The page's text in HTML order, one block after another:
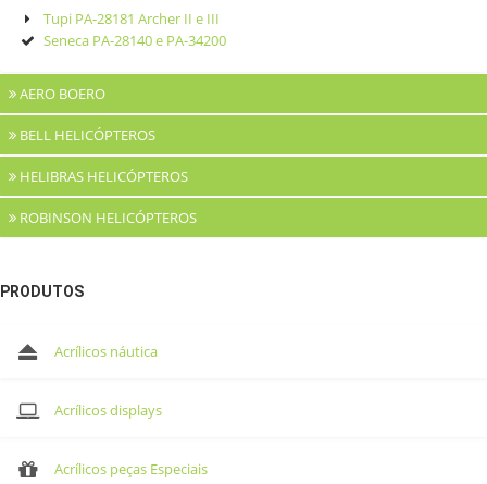
Tupi PA-28181 Archer II e III
Seneca PA-28140 e PA-34200
AERO BOERO
AB 115 e AB 115/150
BELL HELICÓPTEROS
Jet Ranger 206 Séries
HELIBRAS HELICÓPTEROS
Esquilo
Colibri
ROBINSON HELICÓPTEROS
Robinson R44
PRODUTOS
Acrílicos náutica
Acrílicos displays
Acrílicos peças Especiais